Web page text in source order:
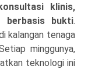
klinis,
berbasis bukti.
kalangan tenaga
minggunya,
teknologi ini